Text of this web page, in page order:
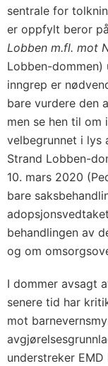
sentrale for
er oppfylt beror
Lobben m.fl. mot
Lobben-
inngrep er
bare vurdere den
men se hen til
velbegrunnet i lys
Strand Lobben-
10. mars 2020
bare
behandlingen av
og om
I dommer avsagt
senere tid har
mot
understreker